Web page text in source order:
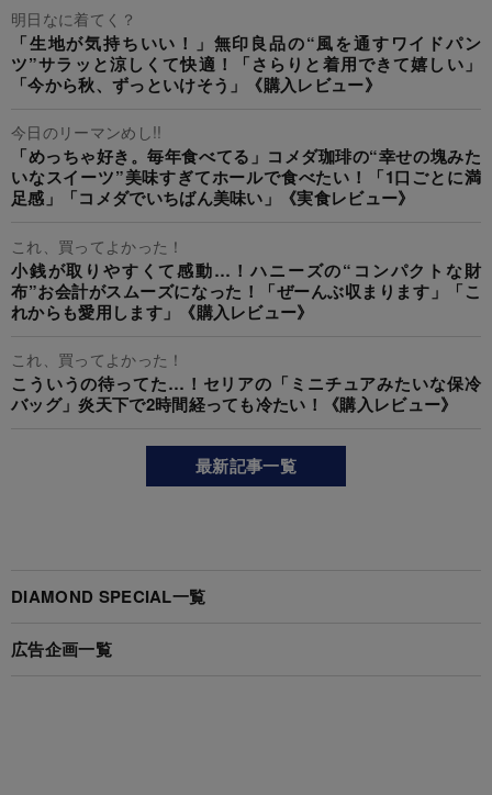
明日なに着てく？
「生地が気持ちいい！」無印良品の“風を通すワイドパン
ツ”サラッと涼しくて快適！「さらりと着用できて嬉しい」
「今から秋、ずっといけそう」《購入レビュー》
今日のリーマンめし!!
「めっちゃ好き。毎年食べてる」コメダ珈琲の“幸せの塊みた
いなスイーツ”美味すぎてホールで食べたい！「1口ごとに満
足感」「コメダでいちばん美味い」《実食レビュー》
これ、買ってよかった！
小銭が取りやすくて感動…！ハニーズの“コンパクトな財
布”お会計がスムーズになった！「ぜーんぶ収まります」「こ
れからも愛用します」《購入レビュー》
これ、買ってよかった！
こういうの待ってた…！セリアの「ミニチュアみたいな保冷
バッグ」炎天下で2時間経っても冷たい！《購入レビュー》
最新記事一覧
DIAMOND SPECIAL一覧
広告企画一覧